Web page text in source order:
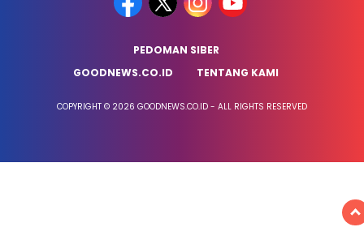
PEDOMAN SIBER
GOODNEWS.CO.ID
TENTANG KAMI
COPYRIGHT © 2026 GOODNEWS.CO.ID - ALL RIGHTS RESERVED